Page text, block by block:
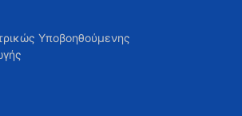
Υποβοηθούμενης